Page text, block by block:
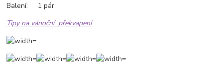
Balení: 1 pár
Tipy na vánoční překvapení